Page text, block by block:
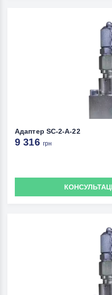
Адаптер SC-2-A-22
9 316 грн